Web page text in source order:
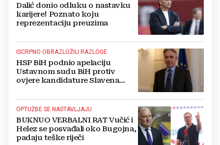
Dalić donio odluku o nastavku
karijere! Poznato koju
reprezentaciju preuzima
ISCRPNO OBRAZLOŽILI RAZLOGE
HSP BiH podnio apelaciju
Ustavnom sudu BiH protiv
ovjere kandidature Slavena
OPTUŽBE SE NASTAVLJAJU
BUKNUO VERBALNI RAT Vučić i
Helez se posvađali oko Bugojna,
padaju teške riječi